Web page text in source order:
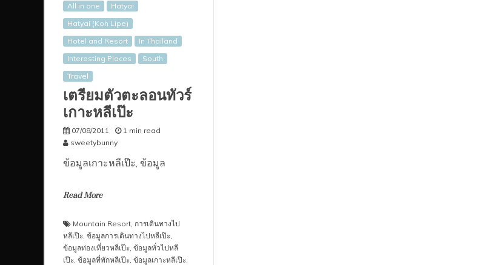
All in one
Hatyai
Hatyai (Koh Lipe)
Hotel and Resort
In Thailand
Interesting Places
South
Travel
เตรียมตัวตะลอนทัวร์
เกาะหลีเป๊ะ
07/08/2011
1 min read
sweetybunny
ข้อมูลเกาะหลีเป๊ะ, ข้อมูล
Read More
Mountain Resort การเดินทางไป
หลีเป๊ะ ข้อมูลการเดินทางไปหลีเป๊ะ
ข้อมูลท่องเที่ยวหลีเป๊ะ ข้อมูลทั่วไปหลี
เป๊ะ ข้อมูลที่พักหลีเป๊ะ ข้อมูลเกาะหลีเป๊ะ